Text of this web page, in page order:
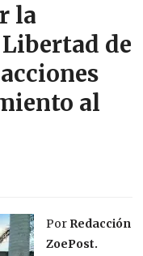
la
de
al
Por Redacción
ZoePost.